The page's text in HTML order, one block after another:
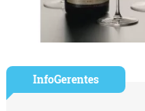
InfoGerentes